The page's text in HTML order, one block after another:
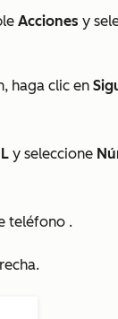
Acciones y
haga clic en
y seleccione
teléfono .